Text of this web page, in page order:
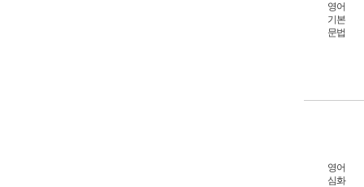
영어
기본
문법
영어
심화